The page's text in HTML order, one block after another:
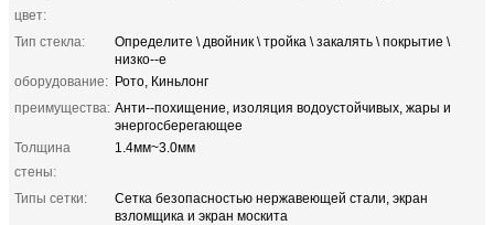
цвет:
Тип стекла:
Определите \ двойник \ тройка \ закалять \ покрытие \
низко--е
оборудование: Рото, Киньлонг
преимущества: Анти--похищение, изоляция водоустойчивых, жары и
энергосберегающее
Толщина
стены:
1.4мм~3.0мм
Типы сетки:
Сетка безопасностью нержавеющей стали, экран
взломщика и экран москита